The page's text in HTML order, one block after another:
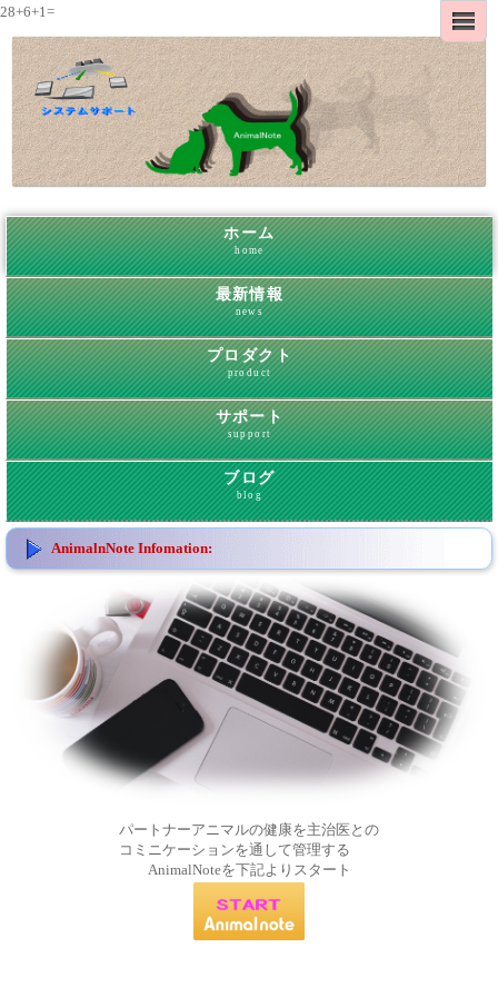
28+6+1=
ホーム
home
最新情報
news
プロダクト
product
サポート
support
ブログ
blog
AnimalnNote Infomation:
パートナーアニマルの健康を主治医との
コミニケーションを通して管理する
AnimalNoteを下記よりスタート